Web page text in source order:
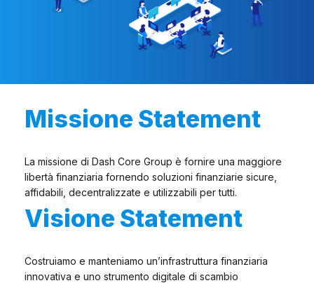
Missione Statement
La missione di Dash Core Group è fornire una maggiore
libertà finanziaria fornendo soluzioni finanziarie sicure,
affidabili, decentralizzate e utilizzabili per tutti.
Visione Statement
Costruiamo e manteniamo un’infrastruttura finanziaria
innovativa e uno strumento digitale di scambio